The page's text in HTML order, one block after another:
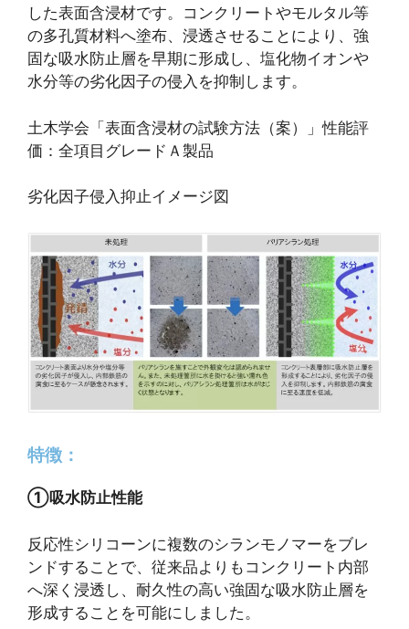
した表面含浸材です。コンクリートやモルタル等
の多孔質材料へ塗布、浸透させることにより、強
固な吸水防止層を早期に形成し、塩化物イオンや
水分等の劣化因子の侵入を抑制します。
土木学会「表面含浸材の試験方法（案）」性能評
価：全項目グレードＡ製品
劣化因子侵入抑止イメージ図
特徴：
①吸水防止性能
反応性シリコーンに複数のシランモノマーをブレ
ンドすることで、従来品よりもコンクリート内部
へ深く浸透し、耐久性の高い強固な吸水防止層を
形成することを可能にしました。